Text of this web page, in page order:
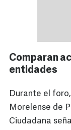
Comparan
entidades
Durante el
Morelense de
Ciudadana